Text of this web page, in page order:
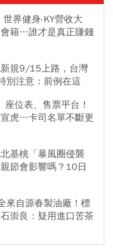
界健身-KY營收大
籍…誰才是真正賺錢
規9/15上路，台灣
別注意：前例在這
位表、售票平台！
虎…卡司名單不斷更
基桃「暴風圈侵襲
節會影響嗎？10日
來自源春製油廠！標
崇良：疑用進口苦茶